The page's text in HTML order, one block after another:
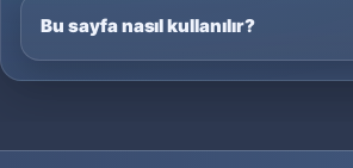
Bu sayfa nasıl kullanılır?